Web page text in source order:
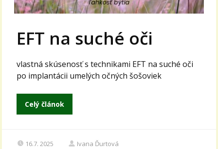
EFT na suché oči
vlastná skúsenosť s technikami EFT na suché oči
po implantácii umelých očných šošoviek
Celý článok
16.7. 2025 Ivana Ďurtová